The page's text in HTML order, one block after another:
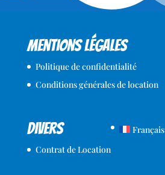
Mentions légales
Politique de confidentialité
Conditions générales de location
Divers
Contrat de Location
Français